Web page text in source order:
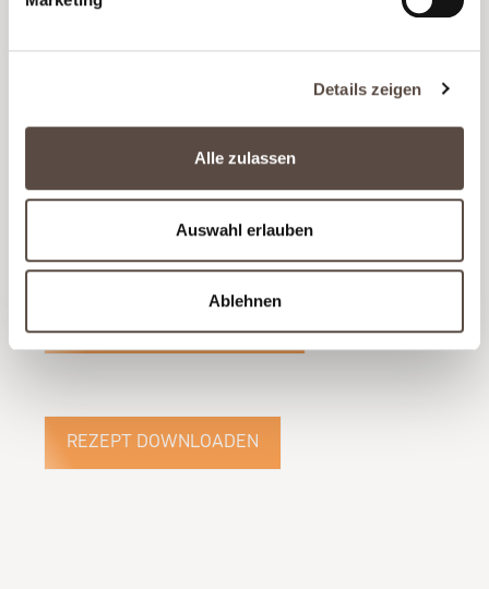
Details zeigen
Alle zulassen
Auswahl erlauben
Ablehnen
gepresstem Zitronensaft, Olivenöl, Salz und frisch
gemahlenem Pfeffer würzen. Kurz ziehen lassen.
WELCHER WEIN PASST ZU LACHS
Die Lachs Ceviche wird in Lateinamerika gerne als
einen gut gekühlten, aromatischen Chardonnay
aus Chile.
MEHR WEINE ENTDECKEN
REZEPT DOWNLOADEN